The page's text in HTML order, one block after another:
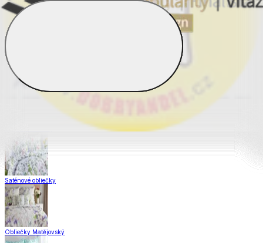
Obliečky Dual Feel®
Obliečky z hladkej bavlny
Saténové obliečky
Obliečky Matějovský